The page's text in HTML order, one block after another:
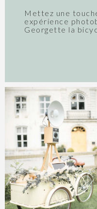
Mettez une
expérience
Georgette la